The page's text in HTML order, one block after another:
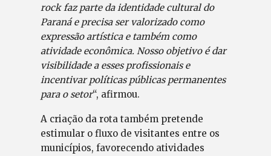
rock faz parte da identidade cultural do
Paraná e precisa ser valorizado como
expressão artística e também como
atividade econômica. Nosso objetivo é dar
visibilidade a esses profissionais e
incentivar políticas públicas permanentes
para o setor“, afirmou.
A criação da rota também pretende
estimular o fluxo de visitantes entre os
municípios, favorecendo atividades